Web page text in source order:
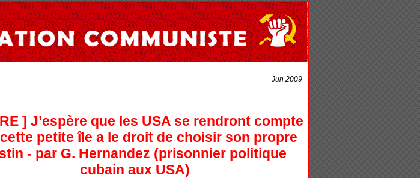
Jun 2009
] J’espère que les USA se rendront compte
petite île a le droit de choisir son propre
- par G. Hernandez (prisonnier politique
cubain aux USA)